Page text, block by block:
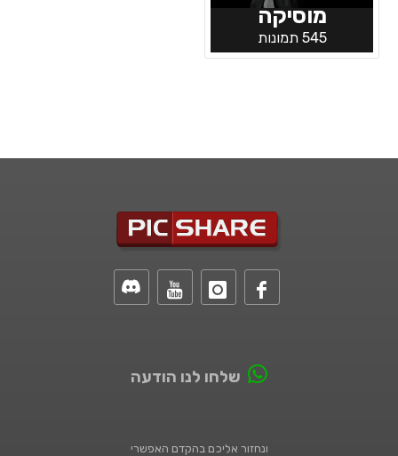
מוסיקה
545 תמונות
שלחו לנו הודעה
ונחזור אליכם בהקדם האפשרי